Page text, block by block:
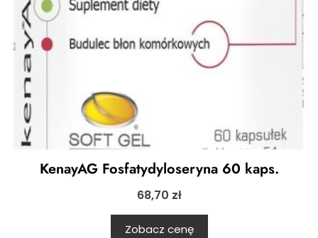
KenayAG Fosfatydyloseryna 60 kaps.
68,70 zł
Zobacz cenę